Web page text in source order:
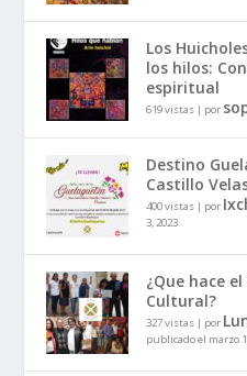
Los
los hilos:
espiritual
619 vistas | por
Destino
Castillo
400 vistas | por
3, 2023
¿Que hace
Cultural?
327 vistas | por
publicado el marzo